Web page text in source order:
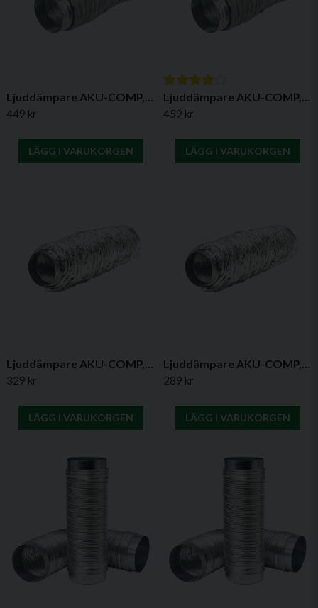
Ljuddämpare AKU-COMP, Typ P (0,6 m)
449 kr
LÄGG I VARUKORGEN
Ljuddämpare AKU-COMP, Typ P (1,2 m)
459 kr
LÄGG I VARUKORGEN
Ljuddämpare AKU-COMP, Typ A (1,2 m)
329 kr
LÄGG I VARUKORGEN
Ljuddämpare AKU-COMP, Typ A (0,6 m)
289 kr
LÄGG I VARUKORGEN